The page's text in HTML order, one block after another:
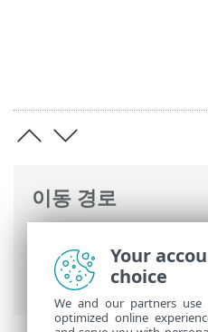
이동 경로
고급 설정
>장치 보호
네트워크 연결 윤곽
Your
choice
We and our partners
optimized online